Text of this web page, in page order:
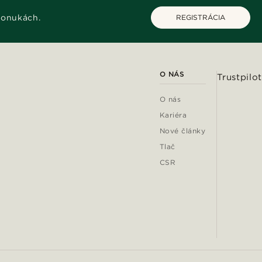
REGISTRÁCIA
O NÁS
O nás
Kariéra
Nové články
Tlač
CSR
Trustpilot